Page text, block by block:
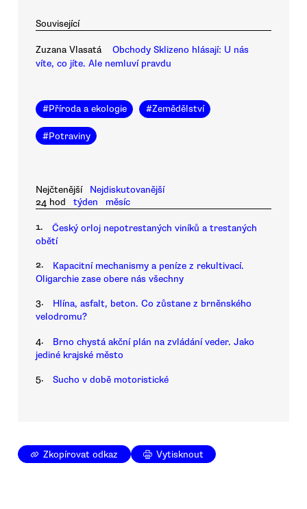
Související
Zuzana Vlasatá
Obchody Sklizeno hlásají: U nás
víte, co jíte. Ale nemluví pravdu
#Příroda a ekologie #Zemědělství
#Potraviny
Nejčtenější
Nejdiskutovanější
24 hod
týden měsíc
1.
Český orloj nepotrestaných viníků a trestaných
obětí
2.
Kapacitní mechanismy a peníze z rekultivací.
Oligarchie zase obere nás všechny
3.
Hlína, asfalt, beton. Co zůstane z brněnského
velodromu?
4.
Brno chystá akční plán na zvládání veder. Jako
jediné krajské město
5. Sucho v době motoristické
Zkopírovat odkaz Vytisknout